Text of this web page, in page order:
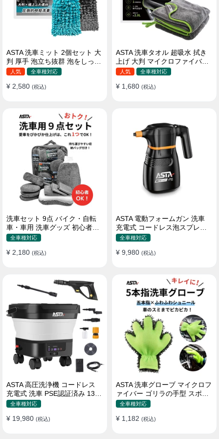
ASTA 洗車ミット 2個セット 大
判 厚手 泡立ち抜群 泡をしっか
りキープ 洗車スポンジ マイ
傷つきにくい ボディ ガラス ホ
人気 全車種対応
¥ 2,580 (税込)
ASTA 洗車タオル 超吸水 拭き
上げ 大判 マイクロファイバー
クロス プロ仕様 水拭き 窓拭き
ない 撥水 厚手 両面 大型 洗車
人気 全車種対応
¥ 1,680 (税込)
洗車セット 9点 バイク・自転
車・車用 洗車グッズ 初心者向
け 洗車ブラシ スポンジ タオル
ス用スポンジ 高級洗車道具 乾
全車種対応
¥ 2,180 (税込)
ASTA 電動フォームガン 洗車
充電式 コードレス泡スプレー
高圧対応 充電式フォームスプ
強力泡立ち (コピー)
全車種対応
¥ 9,980 (税込)
ASTA 高圧洗浄機 コードレス
充電式 洗車 PSE認証済み 13L
バケツ一体型 折りたたみ式 超
転ノズル トリガーガン 蛇口接
全車種対応
¥ 19,980 (税込)
ASTA 洗車グローブ マイクロフ
ァイバー ゴリラの手型 スポン
ジ ボディー用 傷防止 吸水速乾
グッズ 掃除 手袋型 洗車タオル
全車種対応
¥ 1,182 (税込)